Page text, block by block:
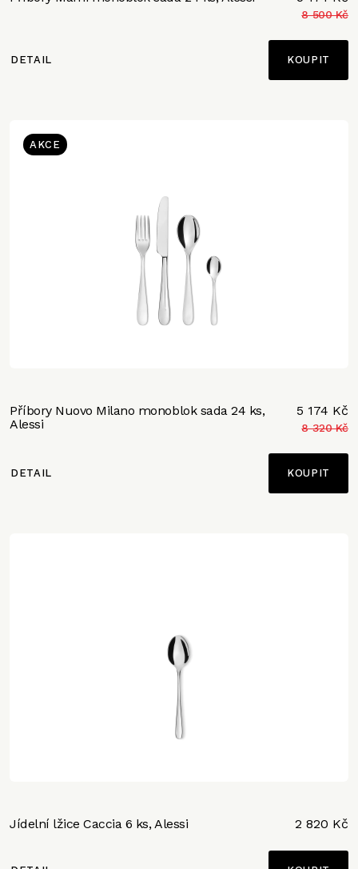
8 500 Kč
DETAIL
AKCE
Příbory Nuovo Milano monoblok sada 24 ks,
Alessi
5 174 Kč
8 320 Kč
DETAIL
Jídelní lžice Caccia 6 ks, Alessi 2 820 Kč